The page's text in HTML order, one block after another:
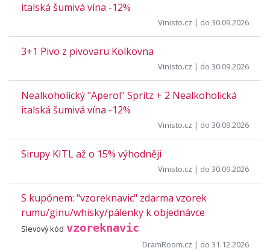
italská šumivá vína -12%
Vinisto.cz | do 30.09.2026
3+1 Pivo z pivovaru Kolkovna
Vinisto.cz | do 30.09.2026
Nealkoholický "Aperol" Spritz + 2 Nealkoholická
italská šumivá vína -12%
Vinisto.cz | do 30.09.2026
Sirupy KITL až o 15% výhodněji
Vinisto.cz | do 30.09.2026
S kupónem: "vzoreknavic" zdarma vzorek
rumu/ginu/whisky/pálenky k objednávce
Slevový kód vzoreknavic
DramRoom.cz | do 31.12.2026